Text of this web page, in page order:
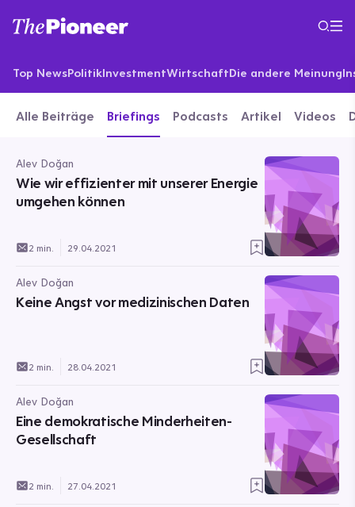
Top NewsPolitikInvestmentWirtschaftDie andere Meinung
Alle Beiträge Briefings Podcasts Artikel Videos
Alev Doğan
Wie wir effizienter mit unserer Energie
umgehen können
2 min. 29.04.2021
Alev Doğan
Keine Angst vor medizinischen Daten
2 min. 28.04.2021
Alev Doğan
Eine demokratische Minderheiten-
Gesellschaft
2 min. 27.04.2021